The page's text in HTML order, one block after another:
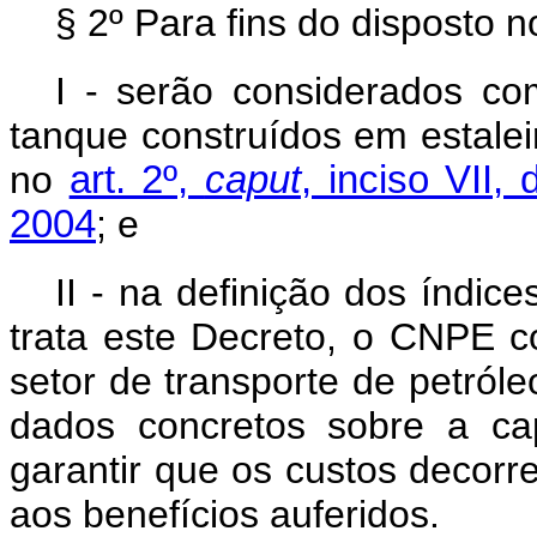
§ 2º Para fins do disposto
I - serão considerados
tanque construídos em
no art. 2º, caput, inciso VII,
2004; e
II - na definição dos
trata este Decreto, o CNPE
setor de transporte de
dados concretos sobre a
garantir que os custos
aos benefícios auferidos.